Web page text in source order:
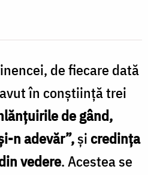
de fiecare dată
în conștiință trei
de gând,
n adevăr”,șicredința
vedere. Acestea se